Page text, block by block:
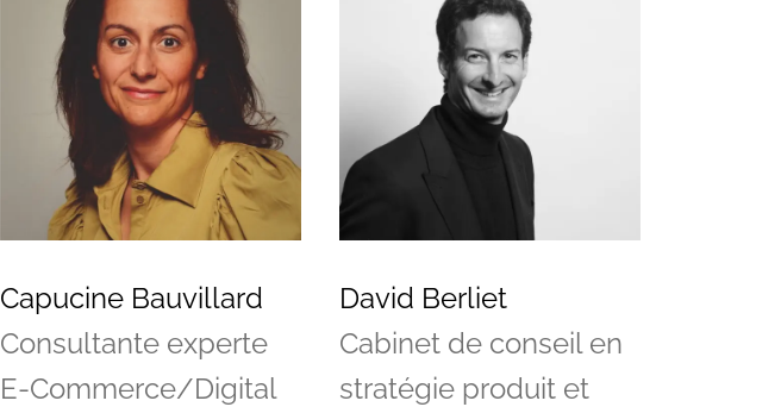
Capucine Bauvillard
Consultante experte
E-Commerce/Digital
David Berliet
Cabinet de conseil en
stratégie produit et